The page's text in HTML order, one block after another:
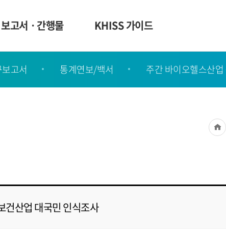
보고서ㆍ간행물 KHISS 가이드
고서 통계연보/백서 주간 바이오헬스산업
건산업 대국민 인식조사